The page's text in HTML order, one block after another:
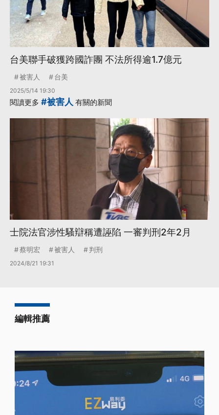
台美聯手破獲跨國詐團 不法所得逾1.7億元
被害人 台美
2025/5/14 19:30
閱讀更多 #被害人 有關的新聞
士院法官涉性騷辯稱遭誣陷 一審判刑2年2月
蔡明宏 被害人 判刑
2024/8/21 19:31
編輯推薦